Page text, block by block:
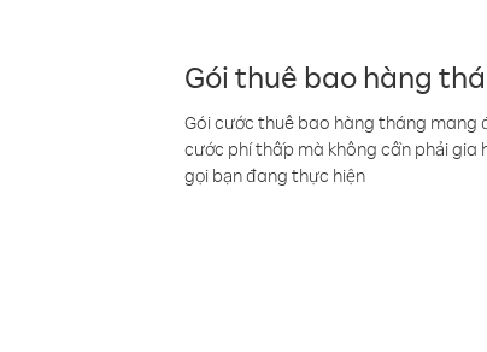
Gói thuê bao hàng
Gói cước thuê bao hàng tháng mang
cước phí thấp mà không cần phải gia
gọi bạn đang thực hiện